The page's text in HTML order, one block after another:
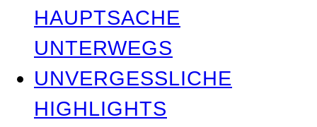
HAUPTSACHE
UNTERWEGS
UNVERGESSLICHE
HIGHLIGHTS